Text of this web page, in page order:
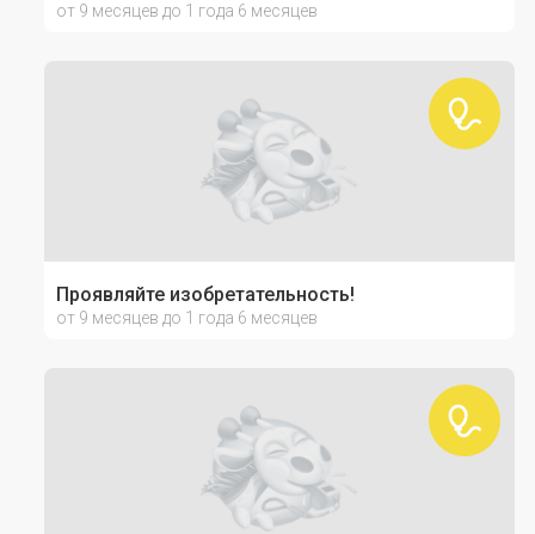
от 9 месяцев до 1 года 6 месяцев
Проявляйте изобретательность!
от 9 месяцев до 1 года 6 месяцев